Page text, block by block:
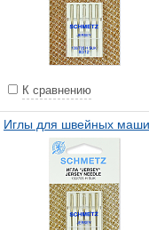
К сравнению
Иглы для швейных